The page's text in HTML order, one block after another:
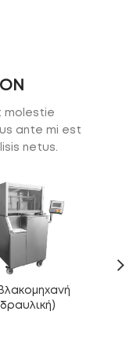
molestie
ante mi est
netus.